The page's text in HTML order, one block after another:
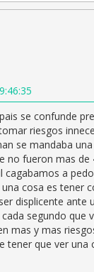
se confunde
riesgos
se mandaba
no fueron mas de
cagabamos a
cosa es tener
displicente ante
segundo que
mas y mas
tener que ver una